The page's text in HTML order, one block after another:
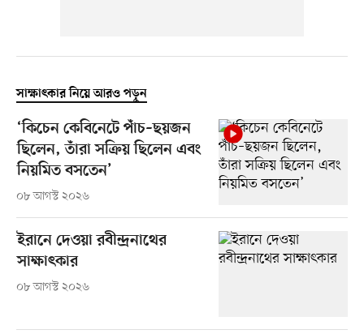
সাক্ষাৎকার নিয়ে আরও পড়ুন
‘কিচেন কেবিনেটে পাঁচ–ছয়জন
ছিলেন, তাঁরা সক্রিয় ছিলেন এবং
নিয়মিত বসতেন’
০৮ আগস্ট ২০২৬
ইরানে দেওয়া রবীন্দ্রনাথের
সাক্ষাৎকার
০৮ আগস্ট ২০২৬